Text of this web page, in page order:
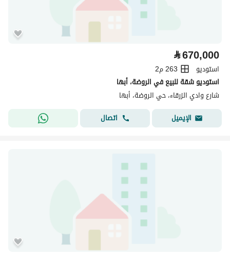
⃁670,000
استوديو
263 م2
استوديو شقة للبيع في الروضة، أبها
شارع وادي الزرقاء، حي الروضة، أبها
الإيميل
اتصال